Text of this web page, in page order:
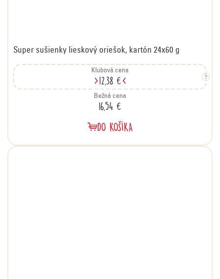
Super sušienky lieskový oriešok, kartón 24x60 g
Klubová cena
12,38 €
Bežná cena
16,54 €
DO KOŠÍKA